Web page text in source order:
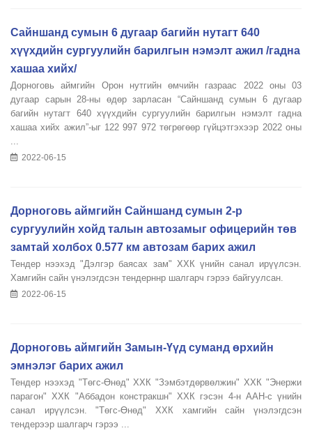
Сайншанд сумын 6 дугаар багийн нутагт 640
хүүхдийн сургуулийн барилгын нэмэлт ажил /гадна
хашаа хийх/
Дорноговь аймгийн Орон нутгийн өмчийн газраас 2022 оны 03
дугаар сарын 28-ны өдөр зарласан “Сайншанд сумын 6 дугаар
багийн нутагт 640 хүүхдийн сургуулийн барилгын нэмэлт гадна
хашаа хийх ажил”-ыг 122 997 972 төгрөгөөр гүйцэтгэхээр 2022 оны
...
2022-06-15
Дорноговь аймгийн Сайншанд сумын 2-р
сургуулийн хойд талын автозамыг офицерийн төв
замтай холбох 0.577 км автозам барих ажил
Тендер нээхэд "Дэлгэр баясах зам" ХХК үнийн санал ирүүлсэн.
Хамгийн сайн үнэлэгдсэн тендерннр шалгарч гэрээ байгуулсан.
2022-06-15
Дорноговь аймгийн Замын-Үүд суманд өрхийн
эмнэлэг барих ажил
Тендер нээхэд "Төгс-Өнөд" ХХК "Зэмбэтдөрвөлжин" ХХК "Энержи
парагон" ХХК "Аббадон констракшн" ХХК гэсэн 4-н ААН-с үнийн
санал ирүүлсэн. "Төгс-Өнөд" ХХК хамгийн сайн үнэлэгдсэн
тендерээр шалгарч гэрээ ...